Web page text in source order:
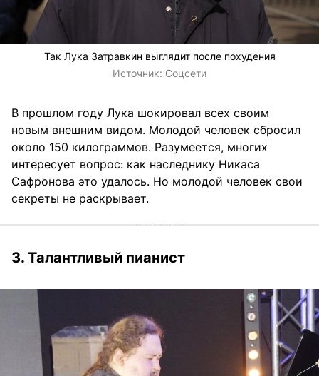
Так Лука Затравкин выглядит после похудения
Источник: Соцсети
В прошлом году Лука шокировал всех своим
новым внешним видом. Молодой человек сбросил
около 150 килограммов. Разумеется, многих
интересует вопрос: как наследнику Никаса
Сафронова это удалось. Но молодой человек свои
секреты не раскрывает.
3. Талантливый пианист